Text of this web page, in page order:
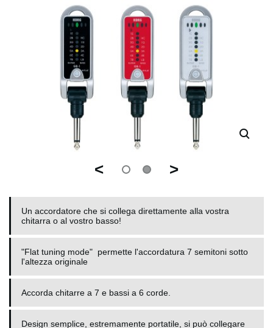
< >
Un accordatore che si collega direttamente alla vostra
chitarra o al vostro basso!
"Flat tuning mode" permette l'accordatura 7 semitoni sotto
l'altezza originale
Accorda chitarre a 7 e bassi a 6 corde.
Design semplice, estremamente portatile, si può collegare